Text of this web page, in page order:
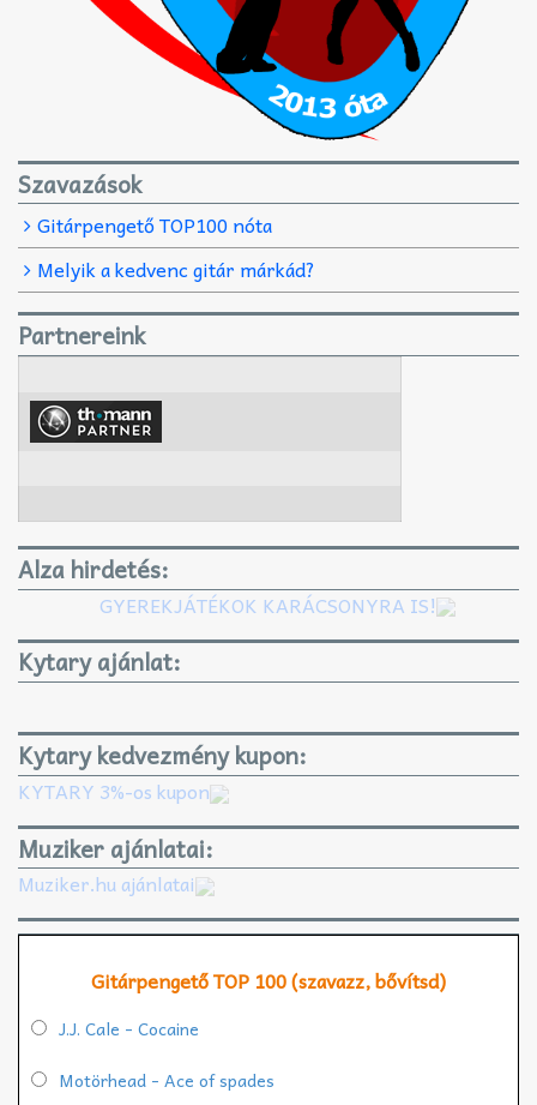
Szavazások
Gitárpengető TOP100 nóta
Melyik a kedvenc gitár márkád?
Partnereink
Alza hirdetés:
GYEREKJÁTÉKOK KARÁCSONYRA IS!
Kytary ajánlat:
Kytary kedvezmény kupon:
KYTARY 3%-os kupon
Muziker ajánlatai:
Muziker.hu ajánlatai
Gitárpengető TOP 100 (szavazz, bővítsd)
J.J. Cale - Cocaine
Motörhead - Ace of spades